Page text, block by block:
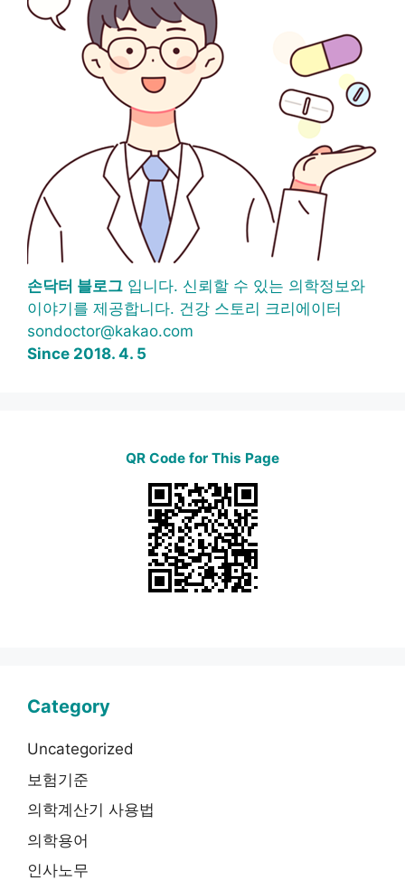
손닥터 블로그 입니다. 신뢰할 수 있는 의학정보와
이야기를 제공합니다. 건강 스토리 크리에이터
sondoctor@kakao.com
Since 2018. 4. 5
QR Code for This Page
Category
Uncategorized
보험기준
의학계산기 사용법
의학용어
인사노무